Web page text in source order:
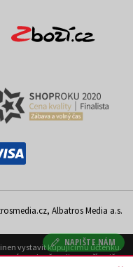
NAPIŠTE NÁM
Albatros Media a.s.
vystavit kupujícímu účtenku.
daně on-line; v případě